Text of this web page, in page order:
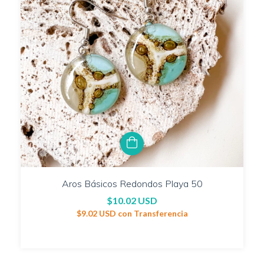
Aros Básicos Redondos Playa 50
$10.02 USD
$9.02 USD con Transferencia